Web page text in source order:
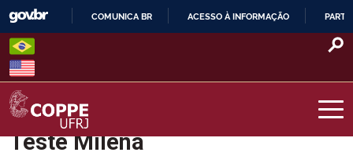
Skip
content
O
COMUNICA BR ACESSO À INFORMAÇÃO
COPPE – UFRJ
Teste Milena